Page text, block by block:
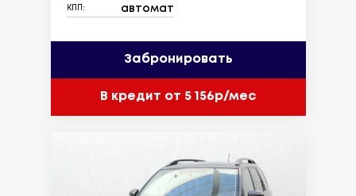
КПП: автомат
Забронировать
В кредит от 5 156р/мес